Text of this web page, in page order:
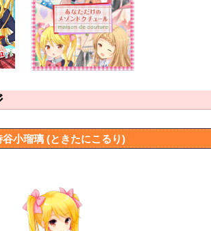
谷小瑠璃 (ときたにこるり)